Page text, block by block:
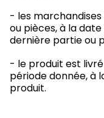
- les
ou pièces, à la
dernière partie ou
- le produit est
période donnée, à
produit.